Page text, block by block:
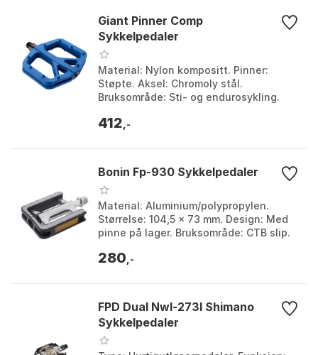
Giant Pinner Comp
Sykkelpedaler
Material: Nylon kompositt. Pinner:
Støpte. Aksel: Chromoly stål.
Bruksområde: Sti- og endurosykling.
Size.
412 ,-
Bonin Fp-930 Sykkelpedaler
Material: Aluminium/polypropylen.
Størrelse: 104,5 x 73 mm. Design: Med
pinne på lager. Bruksområde: CTB slip.
Size.
280 ,-
FPD Dual Nwl-273l Shimano
Sykkelpedaler